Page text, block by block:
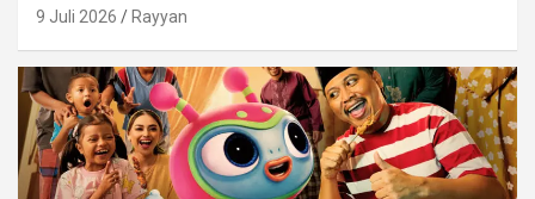
9 Juli 2026 Rayyan